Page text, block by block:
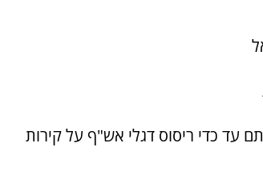
עד כדי ריסוס דגלי אש"ף על קירות